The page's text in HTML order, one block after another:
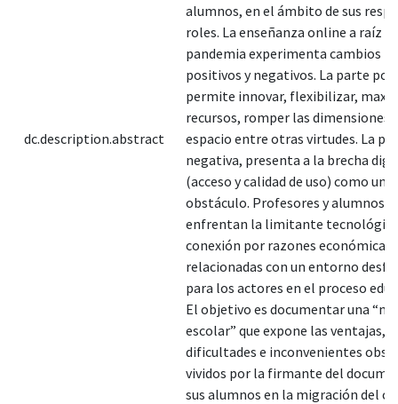
dc.description.abstract
alumnos, en el ámbito de sus
roles. La enseñanza online a raíz
pandemia experimenta cambios
positivos y negativos. La parte
permite innovar, flexibilizar,
recursos, romper las dimensiones
espacio entre otras virtudes. La
negativa, presenta a la brecha
(acceso y calidad de uso) como un
obstáculo. Profesores y alumnos
enfrentan la limitante
conexión por razones
relacionadas con un entorno
para los actores en el proceso
El objetivo es documentar una
escolar” que expone las ventajas,
dificultades e inconvenientes
vividos por la firmante del
sus alumnos en la migración del